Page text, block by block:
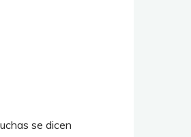
se dicen